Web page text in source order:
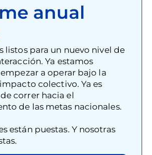
anual
listos para un nuevo nivel de
Ya estamos
a operar bajo la
colectivo. Ya es
correr hacia el
de las metas nacionales.
están puestas. Y nosotras